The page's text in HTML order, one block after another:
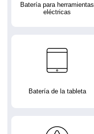
Batería para herramientas
eléctricas
Batería de la tableta